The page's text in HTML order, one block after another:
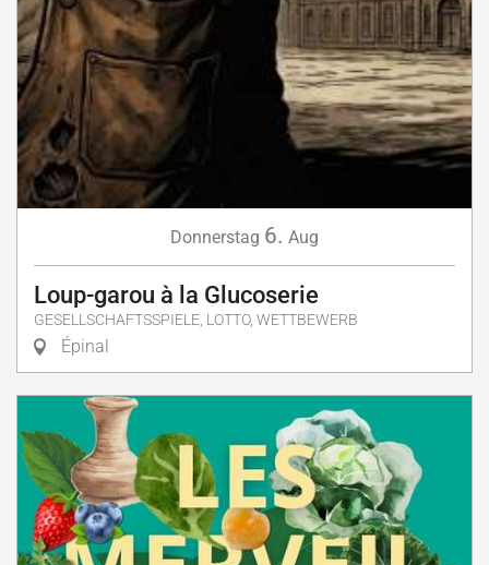
Donnerstag 6. Aug
Loup-garou à la Glucoserie
GESELLSCHAFTSSPIELE, LOTTO, WETTBEWERB
Épinal